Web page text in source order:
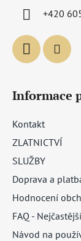
+420
Informace
Kontakt
ZLATNICTVÍ
SLUŽBY
Doprava a
Hodnocení
FAQ -
Návod na